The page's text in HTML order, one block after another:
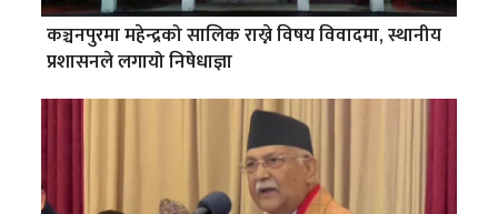
कञ्चनपुरमा महेन्द्रको सालिक राख्ने विषय विवादमा, स्थानीय
प्रशासनले लगायो निषेधाज्ञा